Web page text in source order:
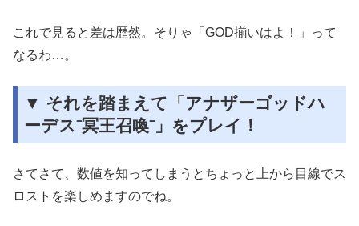
これで見ると差は歴然。そりゃ「GOD揃いはよ！」って
なるわ…。
▼ それを踏まえて「アナザーゴッドハ
ーデス⁻冥王召喚⁻」をプレイ！
さてさて、数値を知ってしまうとちょっと上から目線でス
ロストを楽しめますのでね。